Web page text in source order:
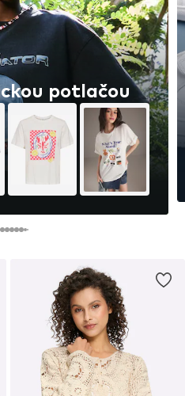
potlačou